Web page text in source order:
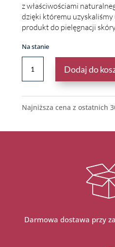
z właściwościami
dzięki któremu
produkt do pielęgnacji
Na stanie
BIO
OLEJ
ARGANOWY
&
BIO
Dodaj do
Najniższa cena z ostatnich
Darmowa dostawa przy